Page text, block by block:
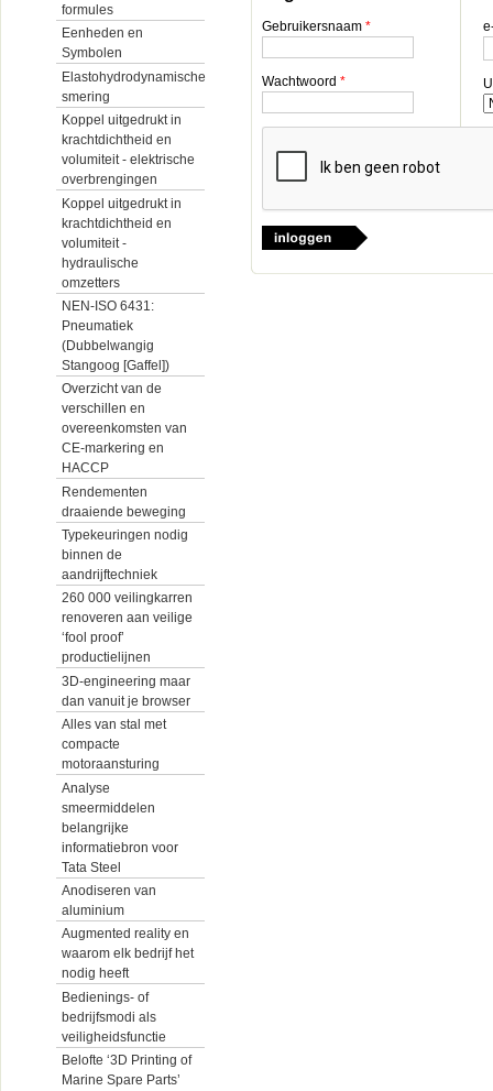
formules
Eenheden en
Symbolen
Elastohydrodynamische
smering
Koppel uitgedrukt in
krachtdichtheid en
volumiteit - elektrische
overbrengingen
Koppel uitgedrukt in
krachtdichtheid en
volumiteit -
hydraulische
omzetters
NEN-ISO 6431:
Pneumatiek
(Dubbelwangig
Stangoog [Gaffel])
Overzicht van de
verschillen en
overeenkomsten van
CE-markering en
HACCP
Rendementen
draaiende beweging
Typekeuringen nodig
binnen de
aandrijftechniek
260 000 veilingkarren
renoveren aan veilige
‘fool proof’
productielijnen
3D-engineering maar
dan vanuit je browser
Alles van stal met
compacte
motoraansturing
Analyse
smeermiddelen
belangrijke
informatiebron voor
Tata Steel
Anodiseren van
aluminium
Augmented reality en
waarom elk bedrijf het
nodig heeft
Bedienings- of
bedrijfsmodi als
veiligheidsfunctie
Belofte ‘3D Printing of
Marine Spare Parts’
Gebruikersnaam *
Wachtwoord *